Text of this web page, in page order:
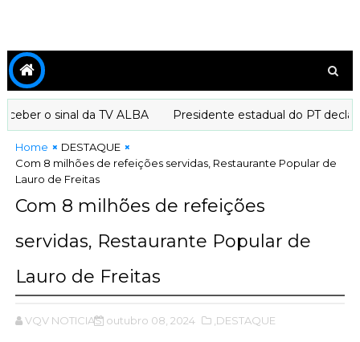
o sinal da TV ALBA Presidente estadual do PT declara
Home
DESTAQUE
Com 8 milhões de refeições servidas, Restaurante Popular de
Lauro de Freitas
Com 8 milhões de refeições
servidas, Restaurante Popular de
Lauro de Freitas
VQV NOTICIAS outubro 08, 2024 ,DESTAQUE